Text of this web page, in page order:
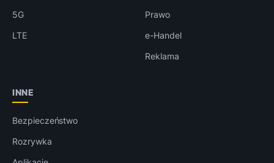
5G
LTE
Prawo
e-Handel
Reklama
INNE
Bezpieczeństwo
Rozrywka